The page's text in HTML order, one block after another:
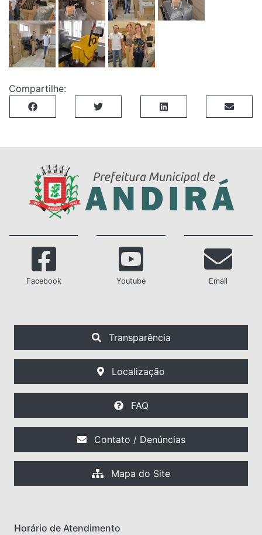
Compartilhe:
Facebook Youtube Email
Transparência
Localização
FAQ
Contato / Denúncias
Mapa do Site
Horário de Atendimento